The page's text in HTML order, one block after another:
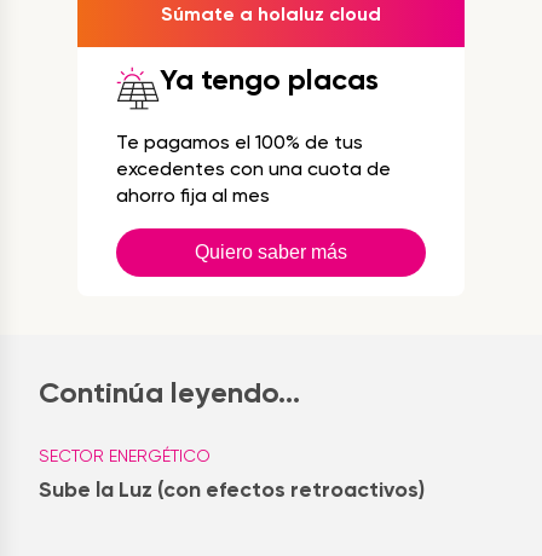
Súmate a holaluz cloud
Ya tengo placas
Te pagamos el 100% de tus
excedentes con una cuota de
ahorro fija al mes
Quiero saber más
Continúa leyendo...
SECTOR ENERGÉTICO
Sube la Luz (con efectos retroactivos)